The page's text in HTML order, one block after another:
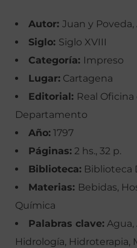
Autor: Juan y
Siglo: Siglo XVIII
Categoría: Impreso
Lugar: Cartagena
Editorial: Real
Departamento
Año: 1797
Páginas: 2 hs., 32 p.
Biblioteca: Biblioteca
Materias: Bebidas,
Química
Palabras clave: Agua,
Hidrología, Hidroterapia,